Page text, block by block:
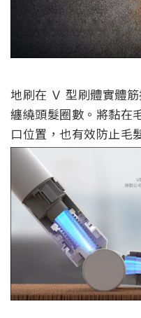
地刷在 Ｖ 型刷體實體
纏繞頭髮圈數。將黏在
口位置，也有效防止毛